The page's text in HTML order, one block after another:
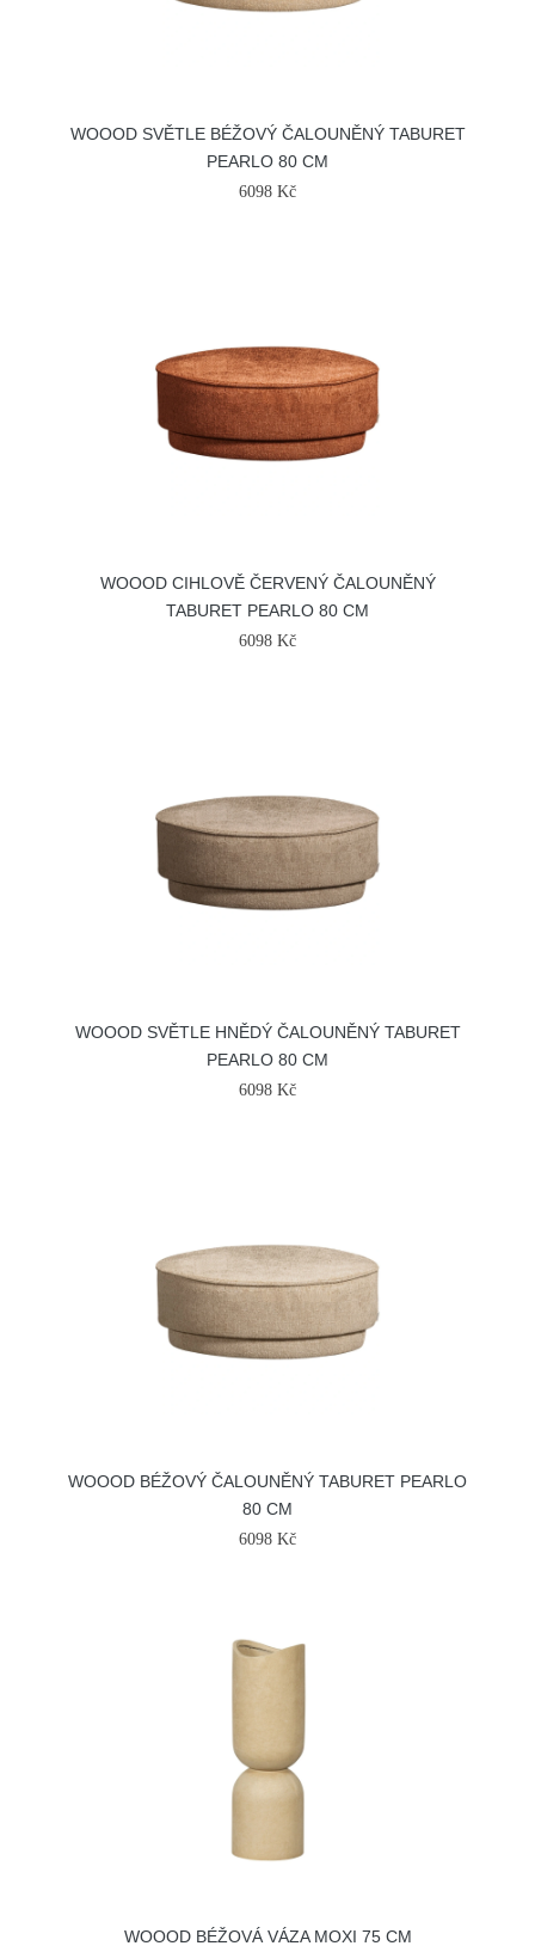
WOOOD SVĚTLE BÉŽOVÝ ČALOUNĚNÝ TABURET
PEARLO 80 CM
6098 Kč
WOOOD CIHLOVĚ ČERVENÝ ČALOUNĚNÝ
TABURET PEARLO 80 CM
6098 Kč
WOOOD SVĚTLE HNĚDÝ ČALOUNĚNÝ TABURET
PEARLO 80 CM
6098 Kč
WOOOD BÉŽOVÝ ČALOUNĚNÝ TABURET PEARLO
80 CM
6098 Kč
WOOOD BÉŽOVÁ VÁZA MOXI 75 CM